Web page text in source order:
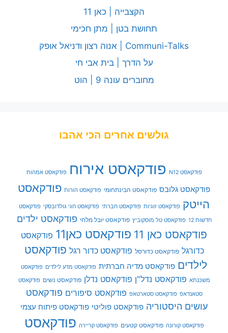
הקצבייה | כאן 11
תחושת בטן | מתן חכימי
Communi-Talks | אנוה רצון ודניאל אופק
על הדרך | בית אבי חי
מחוברים עונה 9 | הוט
גולשים אחרים הכי אהבו
פודקאסט N12 פודקאסט אירוח פודקאסט אמהות
פודקאסט גלובס פודקאסט הבינתחומי פודקאסט הורות פודקאסט
הייטק פודקאסט זוגיות פודקאסט חברתי פודקאסט חגי גולדובסקי פודקאסט
חדשות 12 פודקאסט טל מוסקוביץ פודקאסט יובל מלחי פודקאסט ילדים
פודקאסט כאן 11 פודקאסט כאן11
פודקאסט
כדורגל פודקאסט כדורסל פודקאסט כדור רגל פודקאסט
לילדים פודקאסט מדיה חברתית פודקאסט מדע לילדים פודקאסט
משכנתא פודקאסט נדל"ן פודקאסט נדלן פודקאסט נשים פודקאסט
סטאנדאפ פודקאסט סטארטאפ פודקאסט סיפורים פודקאסט
עושים היסטוריה פודקאסט פוליטי פודקאסט פיתוח עצמי
פודקאסט קורונה פודקאסט קטעים פודקאסט קריירה פודקאסט